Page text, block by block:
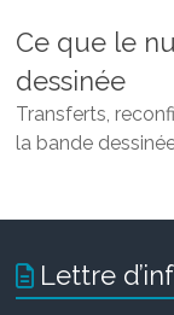
Ce que le
dessinée
Transferts,
la bande
Lettre